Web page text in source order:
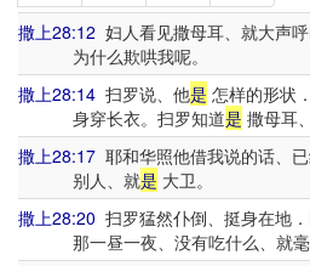
撒上28:12 妇人看见撒母耳、就大声
为什么欺哄我呢。
撒上28:14 扫罗说、他是 怎样的形状
身穿长衣。扫罗知道是 撒母耳
撒上28:17 耶和华照他借我说的话、
别人、就是 大卫。
撒上28:20 扫罗猛然仆倒、挺身在地
那一昼一夜、没有吃什么、就毫